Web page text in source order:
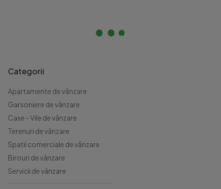
Categorii
Apartamente de vânzare
Garsoniere de vânzare
Case - Vile de vânzare
Terenuri de vânzare
Spatii comerciale de vânzare
Birouri de vânzare
Servicii de vânzare